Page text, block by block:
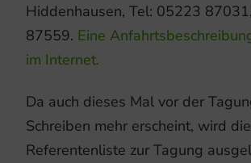
Hiddenhausen, Tel: 05223
87559. Eine
im Internet.
Da auch dieses Mal vor der
Schreiben mehr erscheint, wird
Referentenliste zur Tagung